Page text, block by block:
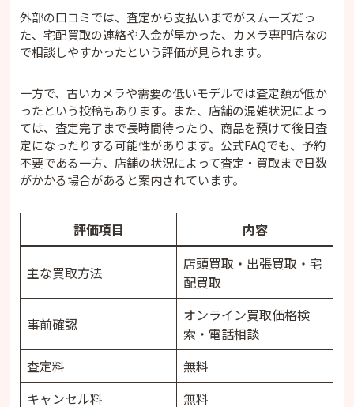
・腕時計・ブランド品・貴金属
カメラのキタムラで買取できない可能性があるも
の
未成年でもカメラのキタムラで売れる？
カメラのキタムラで高く売るコツ
・型番とシリアルナンバーを確認する
・バッテリーを充電する
・付属品をそろえる
・レンズやカメラをまとめて売る
・買取と下取りを比較する
・買取キャンペーンを確認する
・複数の買取業者で比較する
カメラのキタムラがおすすめな人
カメラのキタムラをおすすめしない人
カメラのキタムラの店舗一覧
カメラのキタムラに関するよくある質問
・カメラのキタムラの査定は無料ですか？
・店頭買取は予約が必要ですか？
外部の口コミでは、査定から支払いまでがスムーズだっ
た、宅配買取の連絡や入金が早かった、カメラ専門店なの
で相談しやすかったという評価が見られます。
一方で、古いカメラや需要の低いモデルでは査定額が低か
ったという投稿もあります。また、店舗の混雑状況によっ
ては、査定完了まで長時間待ったり、商品を預けて後日査
定になったりする可能性があります。公式FAQでも、予約
不要である一方、店舗の状況によって査定・買取まで日数
がかかる場合があると案内されています。
評価項目 内容
主な買取方法
店頭買取・出張買取・宅
配買取
事前確認
オンライン買取価格検
索・電話相談
査定料
無料
キャンセル料
無料